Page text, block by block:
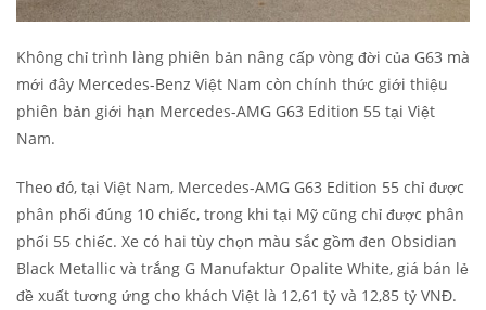
Không chỉ trình làng phiên bản nâng cấp vòng đời của G63 mà
mới đây Mercedes-Benz Việt Nam còn chính thức giới thiệu
phiên bản giới hạn Mercedes-AMG G63 Edition 55 tại Việt
Nam.
Theo đó, tại Việt Nam, Mercedes-AMG G63 Edition 55 chỉ được
phân phối đúng 10 chiếc, trong khi tại Mỹ cũng chỉ được phân
phối 55 chiếc. Xe có hai tùy chọn màu sắc gồm đen Obsidian
Black Metallic và trắng G Manufaktur Opalite White, giá bán lẻ
đề xuất tương ứng cho khách Việt là 12,61 tỷ và 12,85 tỷ VNĐ.